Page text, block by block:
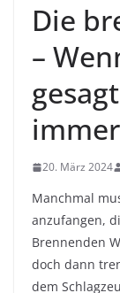
Die
–
20. März 2024
Manchmal
anzufangen,
Brennenden
doch dann
dem